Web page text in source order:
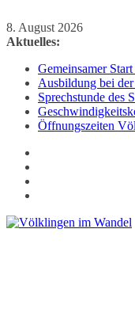
Zum
Inhalt
8. August 2026
Aktuelles:
Gemeinsamer
Ausbildung bei
Sprechstunde des
Öffnungszeiten